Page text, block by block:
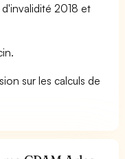
2018 et
sur les calculs de